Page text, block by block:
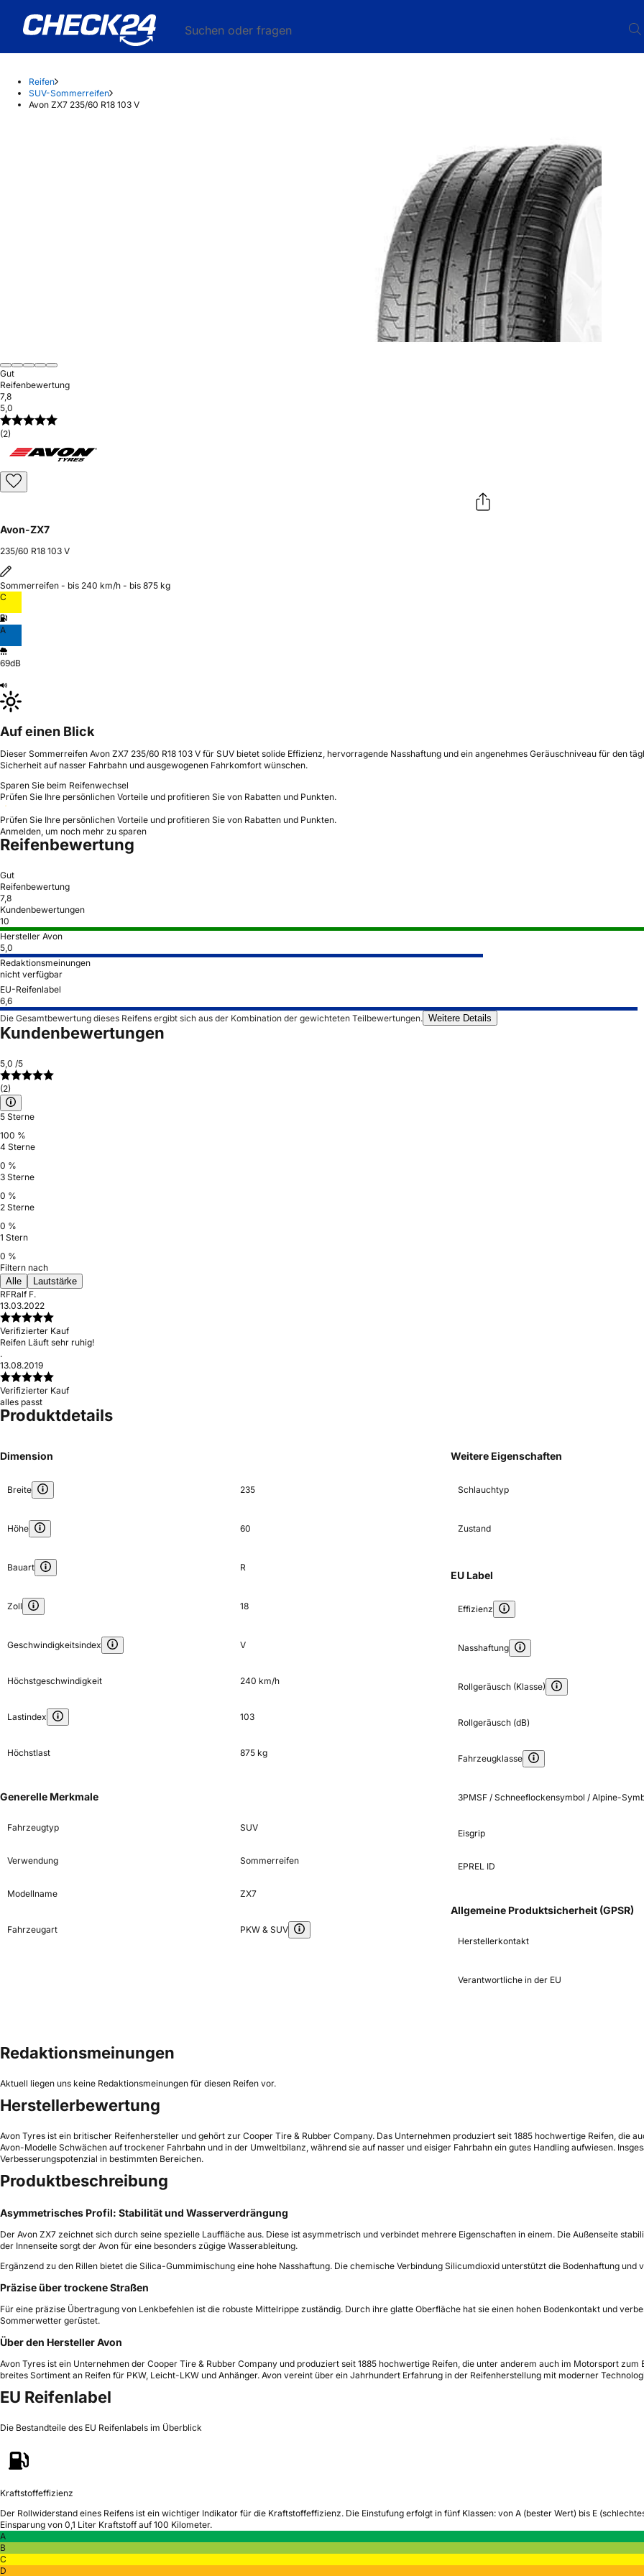
Suchen oder fragen
Reifen
SUV-Sommerreifen
Avon ZX7 235/60 R18 103 V
Gut
Reifenbewertung
7,8
5,0
(2)
Avon-ZX7
235/60 R18 103 V
Sommerreifen - bis 240 km/h - bis 875 kg
C
A
69dB
Auf einen Blick
Dieser Sommerreifen Avon ZX7 235/60 R18 103 V für SUV bietet solide Effizienz, hervorragende Nasshaftung und ein angenehmes Geräuschniveau für den
Sicherheit auf nasser Fahrbahn und ausgewogenen Fahrkomfort wünschen.
Sparen Sie beim Reifenwechsel
Prüfen Sie Ihre persönlichen Vorteile und profitieren Sie von Rabatten und Punkten.
Prüfen Sie Ihre persönlichen Vorteile und profitieren Sie von Rabatten und Punkten.
Anmelden, um noch mehr zu sparen
Reifenbewertung
Gut
Reifenbewertung
7,8
Kundenbewertungen
10
Hersteller Avon
5,0
Redaktionsmeinungen
nicht verfügbar
EU-Reifenlabel
6,6
Die Gesamtbewertung dieses Reifens ergibt sich aus der Kombination der gewichteten Teilbewertungen. Weitere Details
Kundenbewertungen
5,0 /5
(2)
5 Sterne
100 %
4 Sterne
0 %
3 Sterne
0 %
2 Sterne
0 %
1 Stern
0 %
Filtern nach
Alle
Lautstärke
RFRalf F.
13.03.2022
Verifizierter Kauf
Reifen Läuft sehr ruhig!
.
13.08.2019
Verifizierter Kauf
alles passt
Produktdetails
Dimension
Breite 235
Höhe 60
Bauart R
Zoll 18
Geschwindigkeitsindex V
Höchstgeschwindigkeit 240 km/h
Lastindex 103
Höchstlast 875 kg
Generelle Merkmale
Fahrzeugtyp SUV
Verwendung Sommerreifen
Modellname ZX7
Fahrzeugart PKW & SUV
Weitere Eigenschaften
Schlauchtyp
Zustand
EU Label
Effizienz
Nasshaftung
Rollgeräusch (Klasse)
Rollgeräusch (dB)
Fahrzeugklasse
3PMSF / Schneeflockensymbol / Alpine-
Eisgrip
EPREL ID
Allgemeine Produktsicherheit (GPSR)
Herstellerkontakt
Verantwortliche in der EU
Redaktionsmeinungen
Aktuell liegen uns keine Redaktionsmeinungen für diesen Reifen vor.
Herstellerbewertung
Avon Tyres ist ein britischer Reifenhersteller und gehört zur Cooper Tire & Rubber Company. Das Unternehmen produziert seit 1885 hochwertige Reifen, die
Avon-Modelle Schwächen auf trockener Fahrbahn und in der Umweltbilanz, während sie auf nasser und eisiger Fahrbahn ein gutes Handling aufwiesen.
Verbesserungspotenzial in bestimmten Bereichen.
Produktbeschreibung
Asymmetrisches Profil: Stabilität und Wasserverdrängung
Der Avon ZX7 zeichnet sich durch seine spezielle Lauffläche aus. Diese ist asymmetrisch und verbindet mehrere Eigenschaften in einem. Die Außenseite
der Innenseite sorgt der Avon für eine besonders zügige Wasserableitung.
Ergänzend zu den Rillen bietet die Silica-Gummimischung eine hohe Nasshaftung. Die chemische Verbindung Silicumdioxid unterstützt die Bodenhaftung und
Präzise über trockene Straßen
Für eine präzise Übertragung von Lenkbefehlen ist die robuste Mittelrippe zuständig. Durch ihre glatte Oberfläche hat sie einen hohen Bodenkontakt und
Sommerwetter gerüstet.
Über den Hersteller Avon
Avon Tyres ist ein Unternehmen der Cooper Tire & Rubber Company und produziert seit 1885 hochwertige Reifen, die unter anderem auch im Motorsport
breites Sortiment an Reifen für PKW, Leicht-LKW und Anhänger. Avon vereint über ein Jahrhundert Erfahrung in der Reifenherstellung mit moderner
EU Reifenlabel
Die Bestandteile des EU Reifenlabels im Überblick
Kraftstoffeffizienz
Der Rollwiderstand eines Reifens ist ein wichtiger Indikator für die Kraftstoffeffizienz. Die Einstufung erfolgt in fünf Klassen: von A (bester Wert) bis E
Einsparung von 0,1 Liter Kraftstoff auf 100 Kilometer.
A
B
C
D